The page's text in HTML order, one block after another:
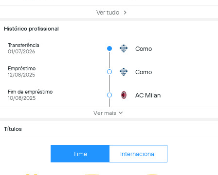
Ver tudo
Histórico profissional
Transferência
01/07/2026
Como
Empréstimo
12/08/2025
Como
Fim de empréstimo
10/08/2025
AC Milan
Ver mais
Títulos
Time Internacional